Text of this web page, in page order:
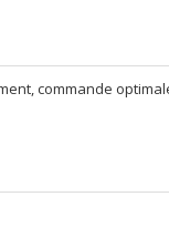
commande